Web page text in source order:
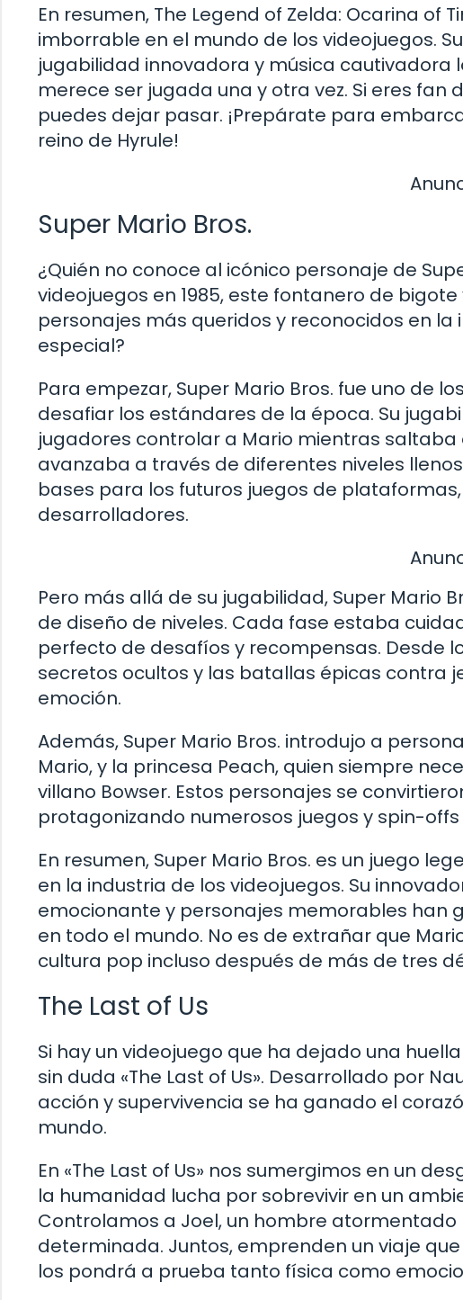
En resumen, The Legend of Zelda: Ocarina of
imborrable en el mundo de los videojuegos.
jugabilidad innovadora y música
merece ser jugada una y otra vez. Si eres fan
puedes dejar pasar. ¡Prepárate para
reino de Hyrule!
Super Mario Bros.
¿Quién no conoce al icónico personaje de
videojuegos en 1985, este fontanero de
personajes más queridos y reconocidos en la
especial?
Para empezar, Super Mario Bros. fue uno de
desafiar los estándares de la época. Su
jugadores controlar a Mario mientras
avanzaba a través de diferentes niveles
bases para los futuros juegos de
desarrolladores.
Pero más allá de su jugabilidad, Super Mario
de diseño de niveles. Cada fase estaba
perfecto de desafíos y recompensas. Desde
secretos ocultos y las batallas épicas contra
emoción.
Además, Super Mario Bros. introdujo a
Mario, y la princesa Peach, quien siempre
villano Bowser. Estos personajes se
protagonizando numerosos juegos y spin-
En resumen, Super Mario Bros. es un juego
en la industria de los videojuegos. Su
emocionante y personajes memorables han
en todo el mundo. No es de extrañar que
cultura pop incluso después de más de tres
The Last of Us
Si hay un videojuego que ha dejado una
sin duda «The Last of Us». Desarrollado por
acción y supervivencia se ha ganado el
mundo.
En «The Last of Us» nos sumergimos en un
la humanidad lucha por sobrevivir en un
Controlamos a Joel, un hombre atormentado
determinada. Juntos, emprenden un viaje
los pondrá a prueba tanto física como